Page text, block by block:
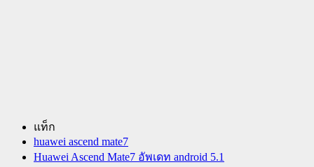
แท็ก
huawei ascend mate7
Huawei Ascend Mate7 อัพเดท android 5.1